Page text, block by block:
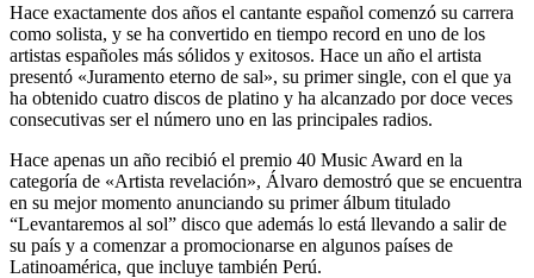
Hace exactamente dos años el cantante español comenzó su carrera
como solista, y se ha convertido en tiempo record en uno de los
artistas españoles más sólidos y exitosos. Hace un año el artista
presentó «Juramento eterno de sal», su primer single, con el que ya
ha obtenido cuatro discos de platino y ha alcanzado por doce veces
consecutivas ser el número uno en las principales radios.
Hace apenas un año recibió el premio 40 Music Award en la
categoría de «Artista revelación», Álvaro demostró que se encuentra
en su mejor momento anunciando su primer álbum titulado
“Levantaremos al sol” disco que además lo está llevando a salir de
su país y a comenzar a promocionarse en algunos países de
Latinoamérica, que incluye también Perú.